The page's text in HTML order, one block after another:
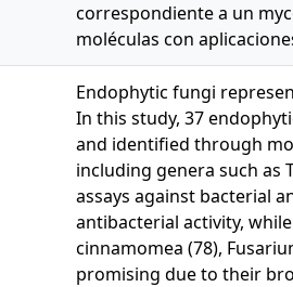
correspondiente a un
moléculas con
Endophytic fungi
In this study, 37
and identified through
including genera such as
assays against bacterial
antibacterial activity,
cinnamomea (78),
promising due to their